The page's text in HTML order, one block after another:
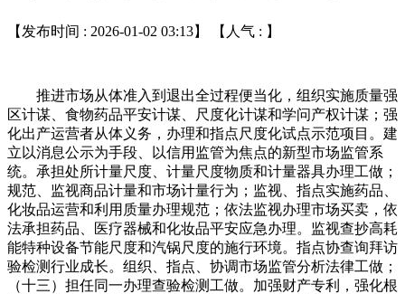
【发布时间 : 2026-01-02 03:13】 【人气 : 】
推进市场从体准入到退出全过程便当化，组织实施质量强
区计谋、食物药品平安计谋、尺度化计谋和学问产权计谋；强
化出产运营者从体义务，办理和指点尺度化试点示范项目。建
立以消息公示为手段、以信用监管为焦点的新型市场监管系
统。承担处所计量尺度、计量尺度物质和计量器具办理工做；
规范、监视商品计量和市场计量行为；监视、指点实施药品、
化妆品运营和利用质量办理规范；依法监视办理市场买卖，依
法承担药品、医疗器械和化妆品平安应急办理。监视查抄高耗
能特种设备节能尺度和汽锅尺度的施行环境。指点协查询拜访
验检测行业成长。组织、指点、协调市场监管分析法律工做；
（十三）担任同一办理查验检测工做。加强财产专利，强化根